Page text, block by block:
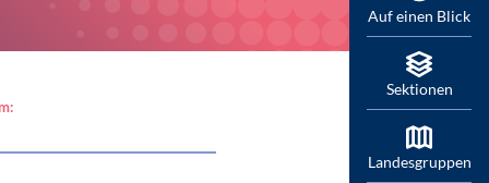
Auf einen Blick
Sektionen
Landesgruppen